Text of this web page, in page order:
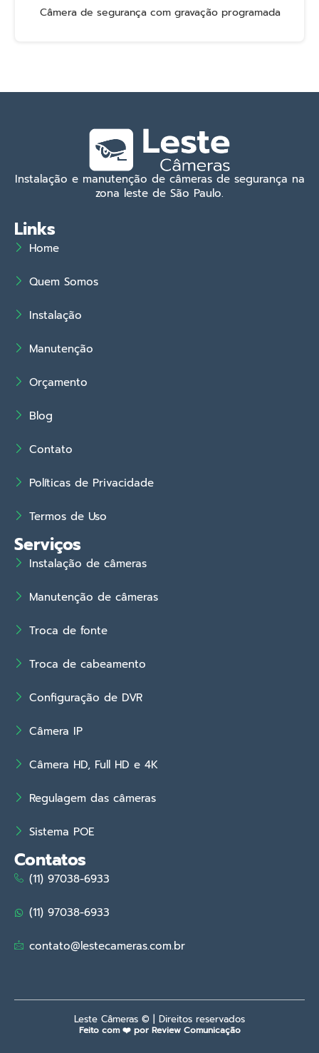
Câmera de segurança com gravação programada
Instalação e manutenção de câmeras de segurança na
zona leste de São Paulo.
Links
Home
Quem Somos
Instalação
Manutenção
Orçamento
Blog
Contato
Políticas de Privacidade
Termos de Uso
Serviços
Instalação de câmeras
Manutenção de câmeras
Troca de fonte
Troca de cabeamento
Configuração de DVR
Câmera IP
Câmera HD, Full HD e 4K
Regulagem das câmeras
Sistema POE
Contatos
(11) 97038-6933
(11) 97038-6933
contato@lestecameras.com.br
Leste Câmeras © | Direitos reservados
Feito com ❤️ por Review Comunicação